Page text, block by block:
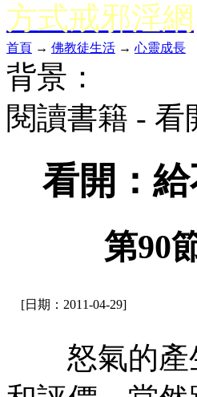
方式戒邪淫網
首頁 → 佛教徒生活 → 心靈成長
背景：
閱讀書籍 -
看開：
第90
[日期：2011-04-29]
怒氣的產生